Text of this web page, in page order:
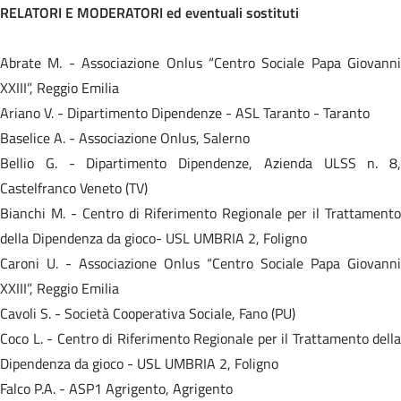
RELATORI E MODERATORI ed eventuali sostituti
Abrate M. - Associazione Onlus “Centro Sociale Papa Giovanni
XXIII”, Reggio Emilia
Ariano V. - Dipartimento Dipendenze - ASL Taranto - Taranto
Baselice A. - Associazione Onlus, Salerno
Bellio G. - Dipartimento Dipendenze, Azienda ULSS n. 8,
Castelfranco Veneto (TV)
Bianchi M. - Centro di Riferimento Regionale per il Trattamento
della Dipendenza da gioco- USL UMBRIA 2, Foligno
Caroni U. - Associazione Onlus “Centro Sociale Papa Giovanni
XXIII”, Reggio Emilia
Cavoli S. - Società Cooperativa Sociale, Fano (PU)
Coco L. - Centro di Riferimento Regionale per il Trattamento della
Dipendenza da gioco - USL UMBRIA 2, Foligno
Falco P.A. - ASP1 Agrigento, Agrigento